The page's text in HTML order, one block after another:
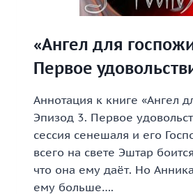
«Ангел для
Первое
Аннотация к книге «Ангел
Эпизод 3. Первое
сессия сенешаля и его
всего на свете Эштар
что она ему даёт. Но
ему больше….